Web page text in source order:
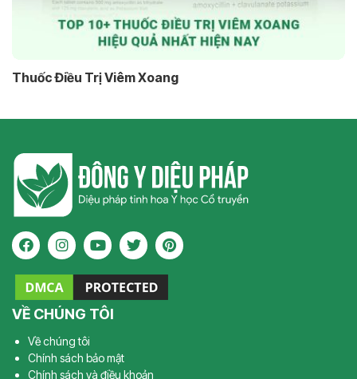
Thuốc Điều Trị Viêm Xoang
VỀ CHÚNG TÔI
Về chúng tôi
Chính sách bảo mật
Chính sách và điều khoản